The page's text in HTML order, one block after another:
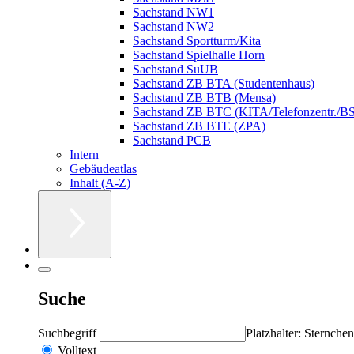
Sachstand NW1
Sachstand NW2
Sachstand Sportturm/Kita
Sachstand Spielhalle Horn
Sachstand SuUB
Sachstand ZB BTA (Studentenhaus)
Sachstand ZB BTB (Mensa)
Sachstand ZB BTC (KITA/Telefonzentr./
Sachstand ZB BTE (ZPA)
Sachstand PCB
Intern
Gebäudeatlas
Inhalt (A-Z)
Suche
Suchbegriff
Platzhalter:
Volltext